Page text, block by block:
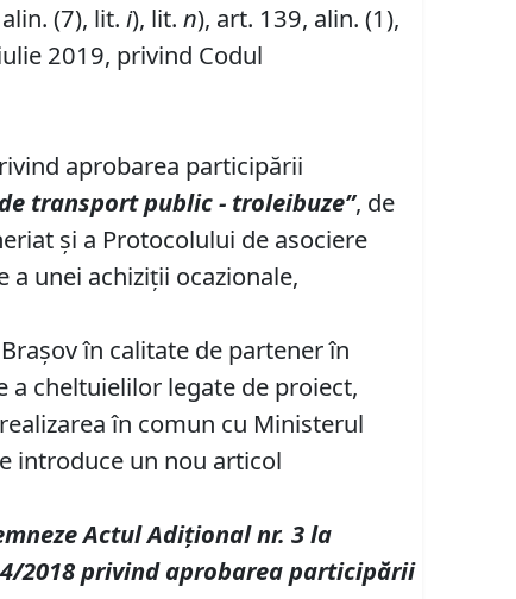
(7), lit.i), lit.n), art. 139, alin. (1),
2019, privind Codul
aprobarea participării
transport public - troleibuze”, de
şi a Protocolului de asociere
unei achiziţii ocazionale,
în calitate de partener în
a cheltuielilor legate de proiect,
în comun cu Ministerul
introduce un nou articol
Actul Adiționalnr. 3la
2018 privind aprobarea participării